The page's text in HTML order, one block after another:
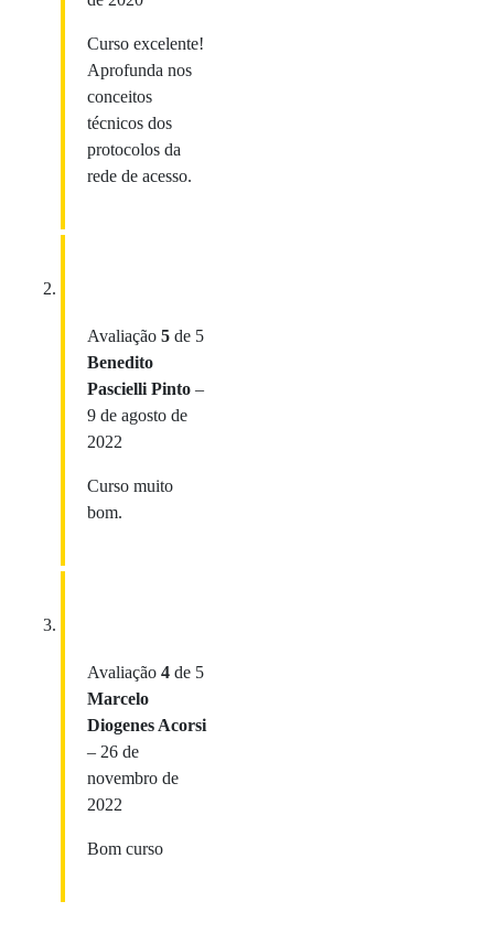
Curso excelente!
Aprofunda nos
conceitos
técnicos dos
protocolos da
rede de acesso.
Avaliação 5 de 5
Benedito
Pascielli Pinto –
9 de agosto de
2022
Curso muito
bom.
Avaliação 4 de 5
Marcelo
Diogenes Acorsi
– 26 de
novembro de
2022
Bom curso